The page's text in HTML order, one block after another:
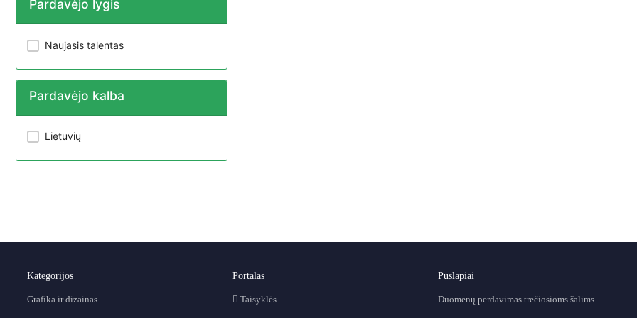
Pardavėjo lygis
Naujasis talentas
Pardavėjo kalba
Lietuvių
Kategorijos
Grafika ir dizainas
Portalas
Taisyklės
Puslapiai
Duomenų perdavimas trečiosioms šalims